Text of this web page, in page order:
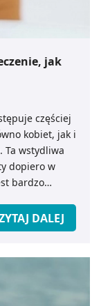
jak
częściej
kobiet, jak i
Ta wstydliwa
dopiero w
bardzo
leczyć. Jakie
leczyć?
DALEJ